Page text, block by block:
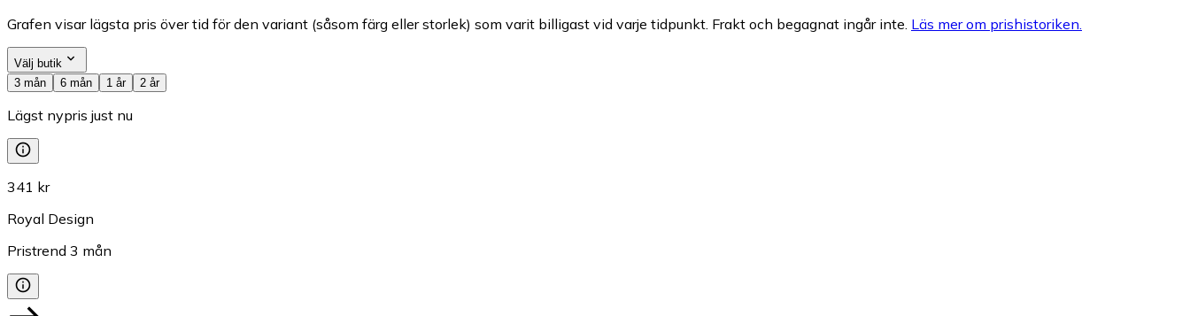
Grafen visar lägsta pris över tid för den variant (såsom färg eller storlek) som varit billigast vid varje tidpunkt. Frakt och begagnat ingår inte. Läs mer om prishistoriken.
Välj butik
3 mån
6 mån 1 år 2 år
Lägst nypris just nu
341 kr
Royal Design
Pristrend 3 mån